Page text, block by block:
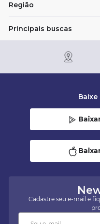
Região
Principais buscas
Cadastre seu e-mail e
Baixe